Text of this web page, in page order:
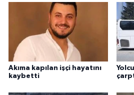
Akıma kapılan işçi hayatını
kaybetti